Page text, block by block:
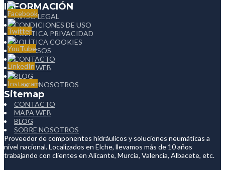
INFORMACIÓN
AVISO LEGAL
CONDICIONES DE USO
POLÍTICA PRIVACIDAD
POLÍTICA COOKIES
RECURSOS
CONTACTO
MAPA WEB
BLOG
SOBRE NOSOTROS
Sitemap
CONTACTO
MAPA WEB
BLOG
SOBRE NOSOTROS
Proveedor de componentes hidráulicos y soluciones neumáticas a
nivel nacional. Localizados en Elche, llevamos más de 10 años
trabajando con clientes en Alicante, Murcia, Valencia, Albacete, etc.